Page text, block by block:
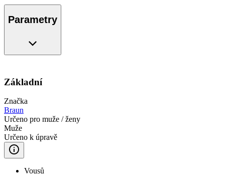
Parametry
Základní
Značka
Braun
Určeno pro muže / ženy
Muže
Určeno k úpravě
Vousů